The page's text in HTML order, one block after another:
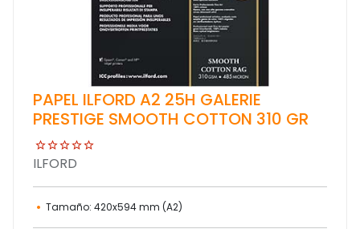
PAPEL ILFORD A2 25H GALERIE
PRESTIGE SMOOTH COTTON 310 GR
ILFORD
Tamaño: 420x594 mm (A2)